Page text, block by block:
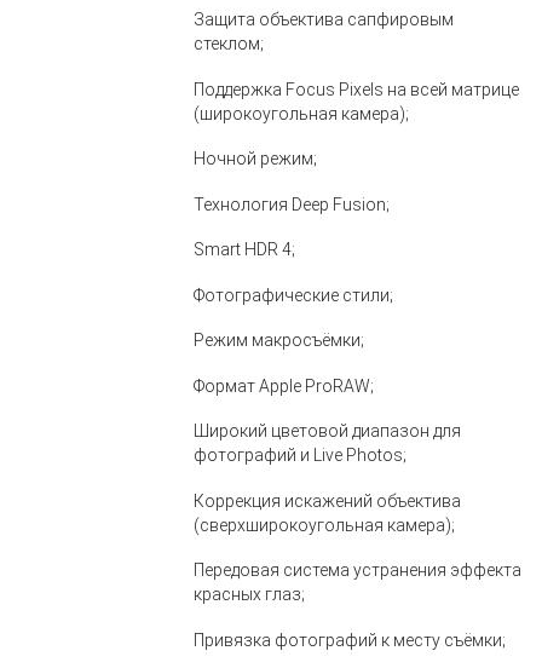
Защита объектива сапфировым
стеклом;
Поддержка Focus Pixels на всей матрице
(широкоугольная камера);
Ночной режим;
Технология Deep Fusion;
Smart HDR 4;
Фотографические стили;
Режим макросъёмки;
Формат Apple ProRAW;
Широкий цветовой диапазон для
фотографий и Live Photos;
Коррекция искажений объектива
(сверхширокоугольная камера);
Передовая система устранения эффекта
красных глаз;
Привязка фотографий к месту съёмки;